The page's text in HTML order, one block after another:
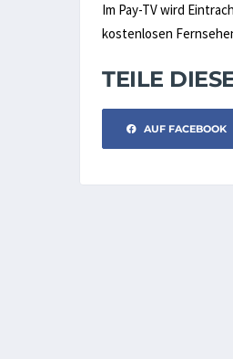
Im Pay-TV wird
kostenlosen
TEILE
AUF FACEBOOK